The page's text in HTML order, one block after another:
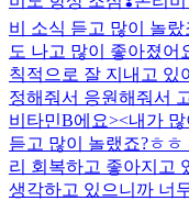
비 소식 듣고 많이 놀
도 나고 많이 좋아졌어
칙적으로 잘 지내고 있
정해줘서 응원해줘서
비타민B에요><내가
듣고 많이 놀랬죠?ㅎ
리 회복하고 좋아지고
생각하고 있으니까 너